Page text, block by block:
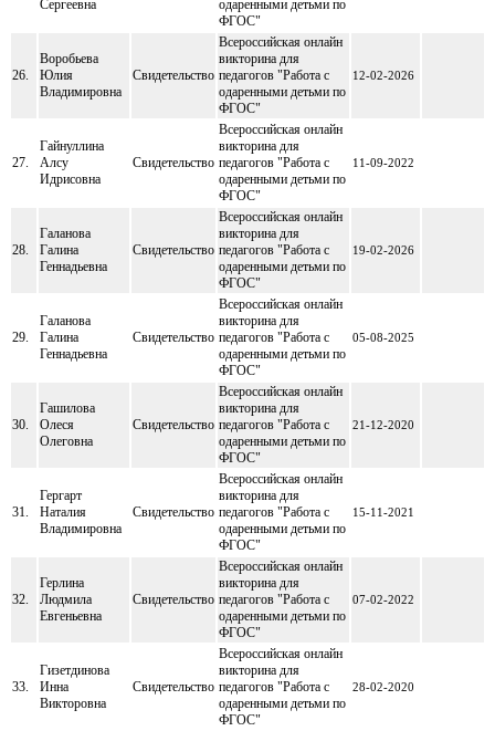
Сергеевна
одаренными детьми по
ФГОС"
26.
Воробьева
Юлия
Владимировна
Свидетельство
Всероссийская онлайн
викторина для
педагогов "Работа с
одаренными детьми по
ФГОС"
12-02-2026
27.
Гайнуллина
Алсу
Идрисовна
Свидетельство
Всероссийская онлайн
викторина для
педагогов "Работа с
одаренными детьми по
ФГОС"
11-09-2022
28.
Галанова
Галина
Геннадьевна
Свидетельство
Всероссийская онлайн
викторина для
педагогов "Работа с
одаренными детьми по
ФГОС"
19-02-2026
29.
Галанова
Галина
Геннадьевна
Свидетельство
Всероссийская онлайн
викторина для
педагогов "Работа с
одаренными детьми по
ФГОС"
05-08-2025
30.
Гашилова
Олеся
Олеговна
Свидетельство
Всероссийская онлайн
викторина для
педагогов "Работа с
одаренными детьми по
ФГОС"
21-12-2020
31.
Гергарт
Наталия
Владимировна
Свидетельство
Всероссийская онлайн
викторина для
педагогов "Работа с
одаренными детьми по
ФГОС"
15-11-2021
32.
Герлина
Людмила
Евгеньевна
Свидетельство
Всероссийская онлайн
викторина для
педагогов "Работа с
одаренными детьми по
ФГОС"
07-02-2022
33.
Гизетдинова
Инна
Викторовна
Свидетельство
Всероссийская онлайн
викторина для
педагогов "Работа с
одаренными детьми по
ФГОС"
28-02-2020